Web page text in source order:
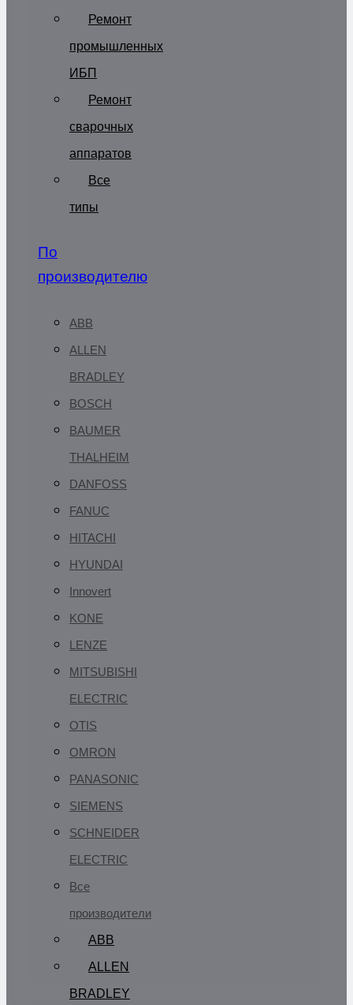
Ремонт
промышленных
ИБП
Ремонт
сварочных
аппаратов
Все
типы
По
производителю
ABB
ALLEN
BRADLEY
BOSCH
BAUMER
THALHEIM
DANFOSS
FANUC
HITACHI
HYUNDAI
Innovert
KONE
LENZE
MITSUBISHI
ELECTRIC
OTIS
OMRON
PANASONIC
SIEMENS
SCHNEIDER
ELECTRIC
Все
производители
ABB
ALLEN
BRADLEY